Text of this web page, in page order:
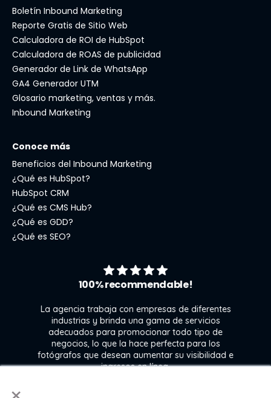
×
Boletín Inbound Marketing
Reporte Gratis de Sitio Web
Calculadora de ROI de HubSpot
Calculadora de ROAS de publicidad
Generador de Link de WhatsApp
GA4 Generador UTM
Glosario marketing, ventas y más.
Inbound Marketing
Conoce más
Beneficios del Inbound Marketing
¿Qué es HubSpot?
HubSpot CRM
¿Qué es CMS Hub?
¿Qué es GDD?
¿Qué es SEO?
100% recommendable!
La agencia trabaja con empresas de diferentes
industrias y brinda una gama de servicios
adecuados para promocionar todo tipo de
negocios, lo que la hace perfecta para los
fotógrafos que desean aumentar su visibilidad e
ingresos en línea.